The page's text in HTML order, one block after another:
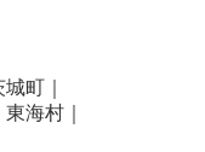
町｜
海村｜